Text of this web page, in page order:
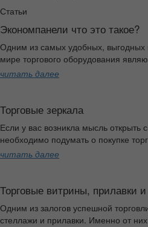
Статьи
Экономпанели что это такое?
Одним из самых удобных,
мире торгового оборудования
читать далее
Торговые зеркала
Если у вас возникла мысль открыть
необходимо подумать о покупке торг
читать далее
Торговые витрины, прилавки
Одним из залогов успешной
стеллажи и прилавки. Именно от них